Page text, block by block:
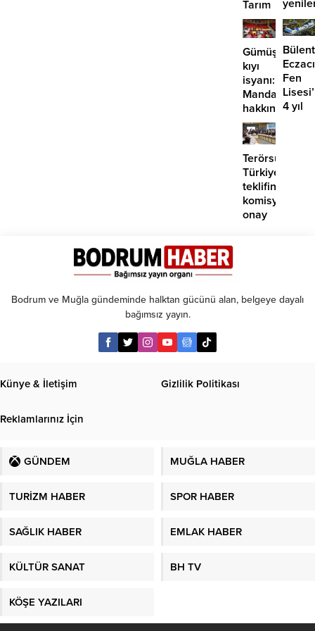
Tarım
Kampı’nın
3.
dönemi
tamamlandı
önü
mü
Gümüşlük’te
kıyı
isyanı:
Mandalinci
hakkında
suç
duyurusu
Bülent
Fen
4 yıl
Terörsüz
Türkiye
teklifine
komisyondan
onay
Bodrum ve Muğla gündeminde halktan gücünü alan, belgeye dayalı
bağımsız yayın.
Künye & İletişim Gizlilik Politikası
Reklamlarınız İçin
GÜNDEM MUĞLA HABER
TURİZM HABER SPOR HABER
SAĞLIK HABER EMLAK HABER
KÜLTÜR SANAT BH TV
KÖŞE YAZILARI